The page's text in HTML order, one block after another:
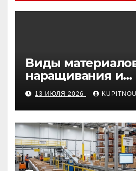
Виды
наращивания и
моделирования
13 ИЮЛЯ 2026